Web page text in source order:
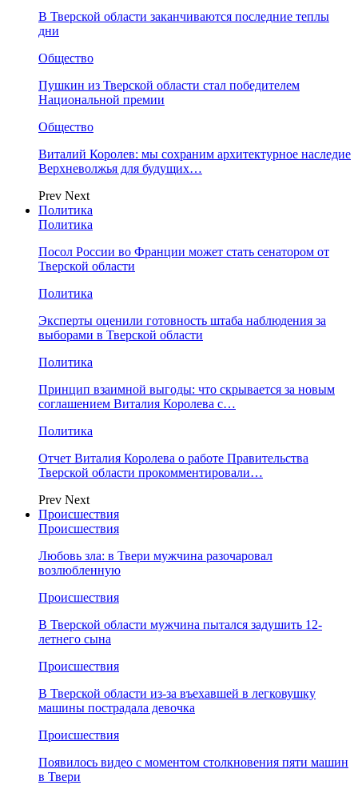
В Тверской области заканчиваются последние теплы
дни
Общество
Пушкин из Тверской области стал победителем
Национальной премии
Общество
Виталий Королев: мы сохраним архитектурное наследие
Верхневолжья для будущих…
Prev Next
Политика
Политика
Посол России во Франции может стать сенатором от
Тверской области
Политика
Эксперты оценили готовность штаба наблюдения за
выборами в Тверской области
Политика
Принцип взаимной выгоды: что скрывается за новым
соглашением Виталия Королева с…
Политика
Отчет Виталия Королева о работе Правительства
Тверской области прокомментировали…
Prev Next
Происшествия
Происшествия
Любовь зла: в Твери мужчина разочаровал
возлюбленную
Происшествия
В Тверской области мужчина пытался задушить 12-
летнего сына
Происшествия
В Тверской области из-за въехавшей в легковушку
машины пострадала девочка
Происшествия
Появилось видео с моментом столкновения пяти машин
в Твери